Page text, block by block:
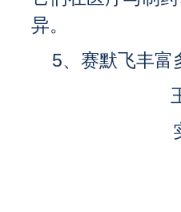
异。
5、 赛默飞丰富